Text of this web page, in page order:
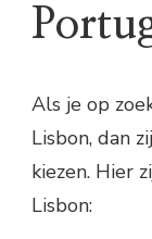
Als je op
Lisbon, dan
kiezen. Hier
Lisbon: